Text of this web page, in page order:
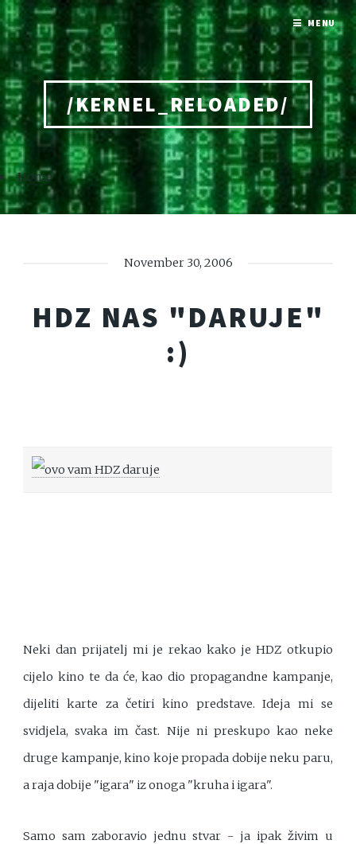
/KERNEL_RELOADED/
Home
November 30, 2006
HDZ NAS "DARUJE"
:)
Neki dan prijatelj mi je rekao kako je HDZ otkupio
cijelo kino te da će, kao dio propagandne kampanje,
dijeliti karte za četiri kino predstave. Ideja mi se
svidjela, svaka im čast. Nije ni preskupo kao neke
druge kampanje, kino koje propada dobije neku paru,
a raja dobije "igara" iz onoga "kruha i igara".
Samo sam zaboravio jednu stvar - ja ipak živim u
MENU